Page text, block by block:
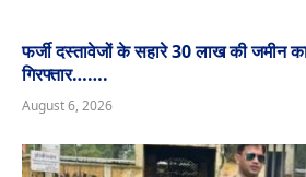
फर्जी दस्तावेजों के सहारे 30 लाख की जमीन
गिरफ्तार…….
August 6, 2026